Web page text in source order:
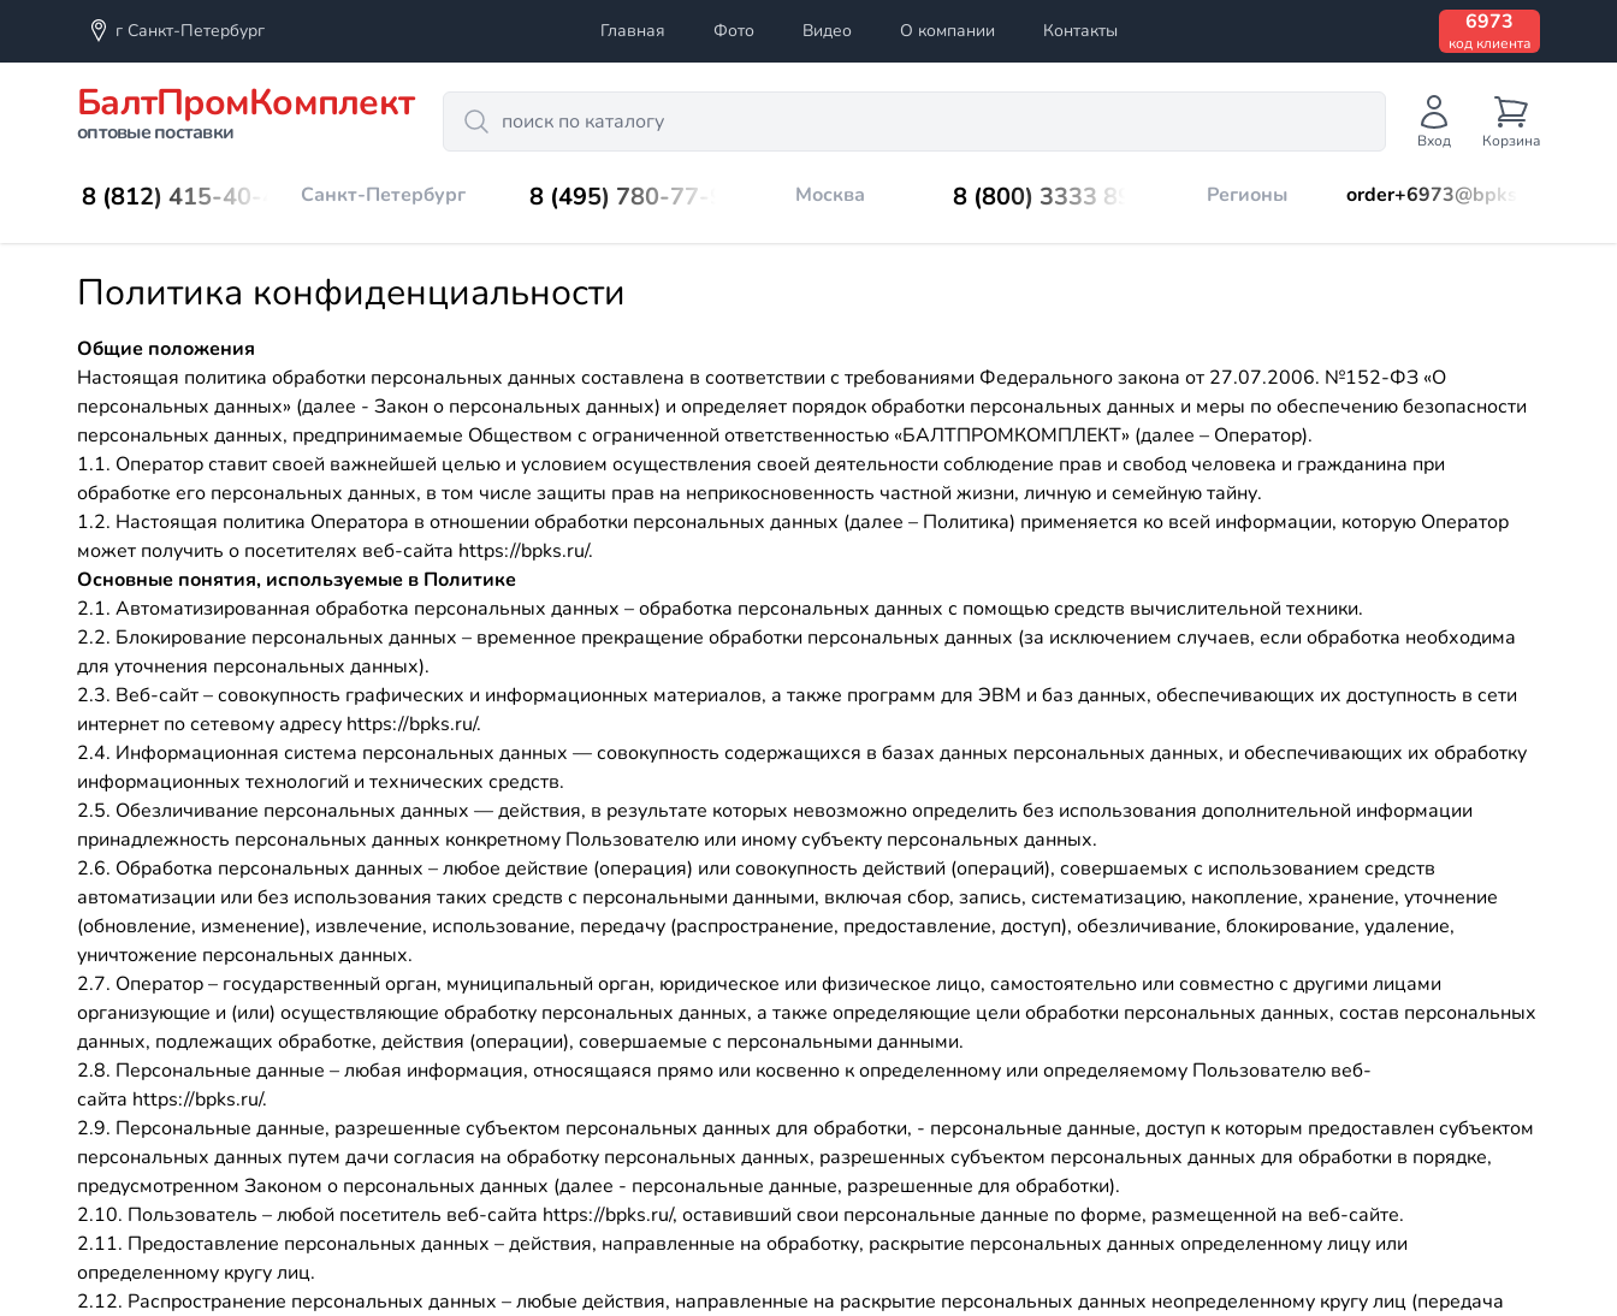
г Санкт-Петербург Главная Фото Видео О компании Контакты 6973
код клиента
БалтПромКомплект
оптовые поставки
Search
Вход Корзина
8 (812) 415-40-45 Санкт-Петербург 8 (495) 780-77-98 Москва 8 (800) 3333 899 Регионы order+6973@bpks.ru
Политика конфиденциальности
Общие положения
Настоящая политика обработки персональных данных составлена в соответствии с требованиями Федерального закона от 27.07.2006. №152-ФЗ «О
персональных данных» (далее - Закон о персональных данных) и определяет порядок обработки персональных данных и меры по обеспечению безопасности
персональных данных, предпринимаемые Обществом с ограниченной ответственностью «БАЛТПРОМКОМПЛЕКТ» (далее – Оператор).
1.1. Оператор ставит своей важнейшей целью и условием осуществления своей деятельности соблюдение прав и свобод человека и гражданина при
обработке его персональных данных, в том числе защиты прав на неприкосновенность частной жизни, личную и семейную тайну.
1.2. Настоящая политика Оператора в отношении обработки персональных данных (далее – Политика) применяется ко всей информации, которую Оператор
может получить о посетителях веб-сайта https://bpks.ru/.
Основные понятия, используемые в Политике
2.1. Автоматизированная обработка персональных данных – обработка персональных данных с помощью средств вычислительной техники.
2.2. Блокирование персональных данных – временное прекращение обработки персональных данных (за исключением случаев, если обработка необходима
для уточнения персональных данных).
2.3. Веб-сайт – совокупность графических и информационных материалов, а также программ для ЭВМ и баз данных, обеспечивающих их доступность в сети
интернет по сетевому адресу https://bpks.ru/.
2.4. Информационная система персональных данных — совокупность содержащихся в базах данных персональных данных, и обеспечивающих их обработку
информационных технологий и технических средств.
2.5. Обезличивание персональных данных — действия, в результате которых невозможно определить без использования дополнительной информации
принадлежность персональных данных конкретному Пользователю или иному субъекту персональных данных.
2.6. Обработка персональных данных – любое действие (операция) или совокупность действий (операций), совершаемых с использованием средств
автоматизации или без использования таких средств с персональными данными, включая сбор, запись, систематизацию, накопление, хранение, уточнение
(обновление, изменение), извлечение, использование, передачу (распространение, предоставление, доступ), обезличивание, блокирование, удаление,
уничтожение персональных данных.
2.7. Оператор – государственный орган, муниципальный орган, юридическое или физическое лицо, самостоятельно или совместно с другими лицами
организующие и (или) осуществляющие обработку персональных данных, а также определяющие цели обработки персональных данных, состав персональных
данных, подлежащих обработке, действия (операции), совершаемые с персональными данными.
2.8. Персональные данные – любая информация, относящаяся прямо или косвенно к определенному или определяемому Пользователю веб-
сайта https://bpks.ru/.
2.9. Персональные данные, разрешенные субъектом персональных данных для обработки, - персональные данные, доступ к которым предоставлен субъектом
персональных данных путем дачи согласия на обработку персональных данных, разрешенных субъектом персональных данных для обработки в порядке,
предусмотренном Законом о персональных данных (далее - персональные данные, разрешенные для обработки).
2.10. Пользователь – любой посетитель веб-сайта https://bpks.ru/, оставивший свои персональные данные по форме, размещенной на веб-сайте.
2.11. Предоставление персональных данных – действия, направленные на обработку, раскрытие персональных данных определенному лицу или
определенному кругу лиц.
2.12. Распространение персональных данных – любые действия, направленные на раскрытие персональных данных неопределенному кругу лиц (передача